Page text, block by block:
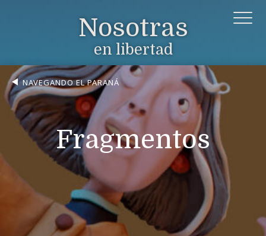
Nosotras
en libertad
NAVEGANDO EL PARANÁ
Fragmentos